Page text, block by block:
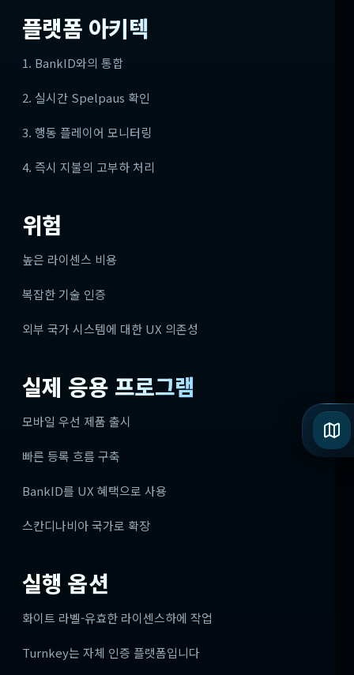
플랫폼 아키텍
1. BankID와의 통합
2. 실시간 Spelpaus 확인
3. 행동 플레이어 모니터링
4. 즉시 지불의 고부하 처리
위험
높은 라이센스 비용
복잡한 기술 인증
외부 국가 시스템에 대한 UX 의존성
실제 응용 프로그램
모바일 우선 제품 출시
빠른 등록 흐름 구축
BankID를 UX 혜택으로 사용
스칸디나비아 국가로 확장
실행 옵션
화이트 라벨-유효한 라이센스하에 작업
Turnkey는 자체 인증 플랫폼입니다